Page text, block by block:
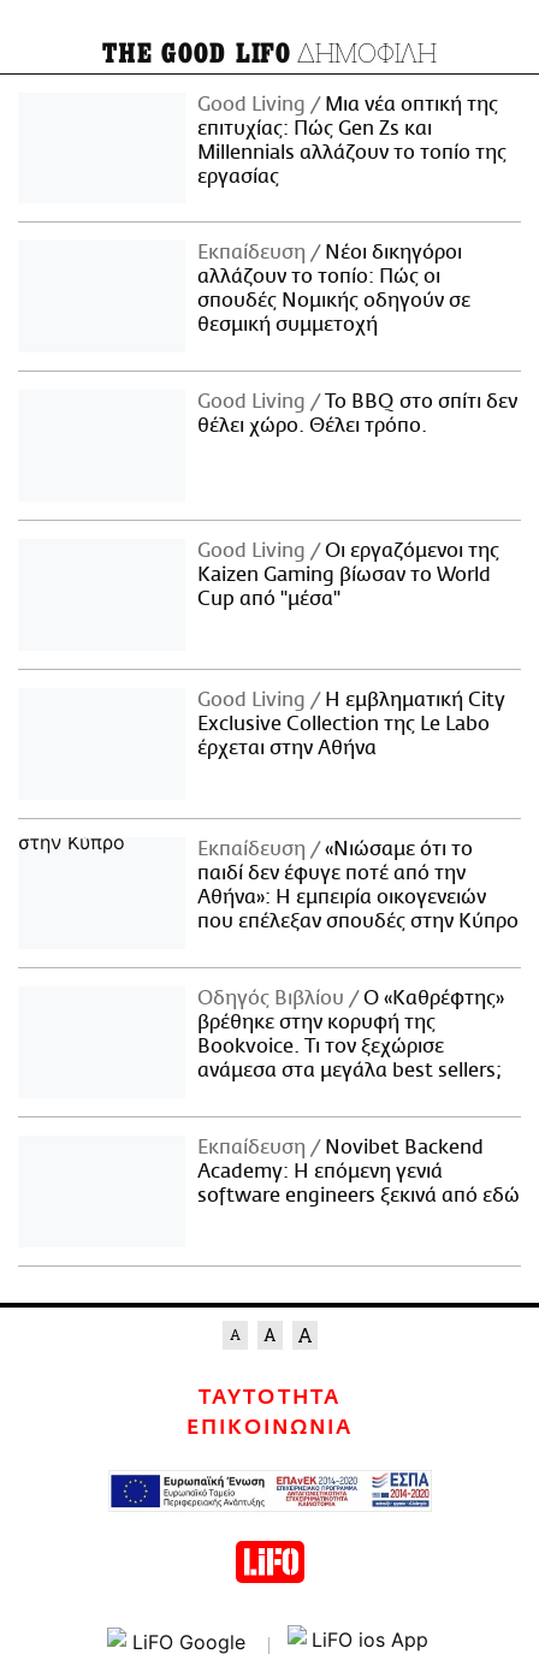
THE GOOD LIFO ΔΗΜΟΦΙΛΗ
Good Living
Μια νέα οπτική της
επιτυχίας: Πώς Gen Zs και
Millennials αλλάζουν το τοπίο της
εργασίας
Εκπαίδευση
Νέοι δικηγόροι
αλλάζουν το τοπίο: Πώς οι
σπουδές Νομικής οδηγούν σε
θεσμική συμμετοχή
Good Living
Το BBQ στο σπίτι δεν
θέλει χώρο. Θέλει τρόπο.
Good Living
Οι εργαζόμενοι της
Kaizen Gaming βίωσαν το World
Cup από "μέσα"
Good Living
Η εμβληματική City
Exclusive Collection της Le Labo
έρχεται στην Αθήνα
Εκπαίδευση
«Νιώσαμε ότι το
παιδί δεν έφυγε ποτέ από την
Αθήνα»: Η εμπειρία οικογενειών
που επέλεξαν σπουδές στην Κύπρο
Οδηγός Βιβλίου
Ο «Καθρέφτης»
βρέθηκε στην κορυφή της
Bookvoice. Τι τον ξεχώρισε
ανάμεσα στα μεγάλα best sellers;
Εκπαίδευση
Novibet Backend
Academy: Η επόμενη γενιά
software engineers ξεκινά από εδώ
ΤΑΥΤΟΤΗΤΑ
ΕΠΙΚΟΙΝΩΝΙΑ